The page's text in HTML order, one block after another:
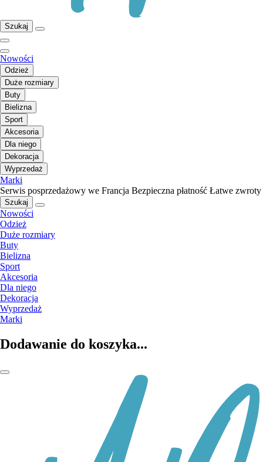
Szukaj
Nowości
Odzież
Duże rozmiary
Buty
Bielizna
Sport
Akcesoria
Dla niego
Dekoracja
Wyprzedaż
Marki
Serwis posprzedażowy we Francja Bezpieczna płatność Łatwe zwroty
Szukaj
Nowości
Odzież
Duże rozmiary
Buty
Bielizna
Sport
Akcesoria
Dla niego
Dekoracja
Wyprzedaż
Marki
Dodawanie do koszyka...